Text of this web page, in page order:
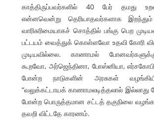
காத்திருப்பவர்களில் 40 பேர் தமது
என்னவென்று தெரியாதவர்களாக
வாரிசுரிமையாகச் சொத்தில் பங்கு பெற
பட்டயம் வைத்துக் கொள்ளவோ உதவி கோரி
முடியவில்லை. காணாமல்
கூறவோ, அர்ஜெந்தினா, போஸ்னியா,
போன்ற நாடுகளின் அரசுகள்
“வலுக்கட்டாயக் காணாமலடித்தலால் இல்லாது
போன்ற பொருத்தமான சட்டத் தகுநிலை
தவறி விட்டதே காரணம்.